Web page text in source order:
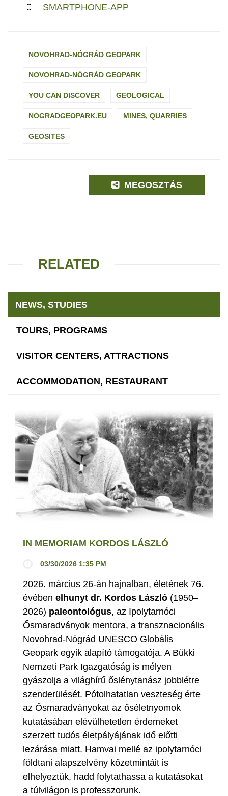
SMARTPHONE-APP
NOVOHRAD-NÓGRÁD GEOPARK
NOVOHRAD-NÓGRÁD GEOPARK
YOU CAN DISCOVER GEOLOGICAL
NOGRADGEOPARK.EU MINES, QUARRIES
GEOSITES
MEGOSZTÁS
RELATED
NEWS, STUDIES
TOURS, PROGRAMS
VISITOR CENTERS, ATTRACTIONS
ACCOMMODATION, RESTAURANT
IN MEMORIAM KORDOS LÁSZLÓ
03/30/2026 1:35 PM
2026. március 26-án hajnalban, életének 76.
évében elhunyt dr. Kordos László (1950–
2026) paleontológus, az Ipolytarnóci
Ősmaradványok mentora, a transznacionális
Novohrad-Nógrád UNESCO Globális
Geopark egyik alapító támogatója. A Bükki
Nemzeti Park Igazgatóság is mélyen
gyászolja a világhírű őslénytanász jobblétre
szenderülését. Pótolhatatlan veszteség érte
az Ősmaradványokat az őséletnyomok
kutatásában elévülhetetlen érdemeket
szerzett tudós életpályájának idő előtti
lezárása miatt. Hamvai mellé az ipolytarnóci
földtani alapszelvény kőzetmintáit is
elhelyeztük, hadd folytathassa a kutatásokat
a túlvilágon is professzorunk.